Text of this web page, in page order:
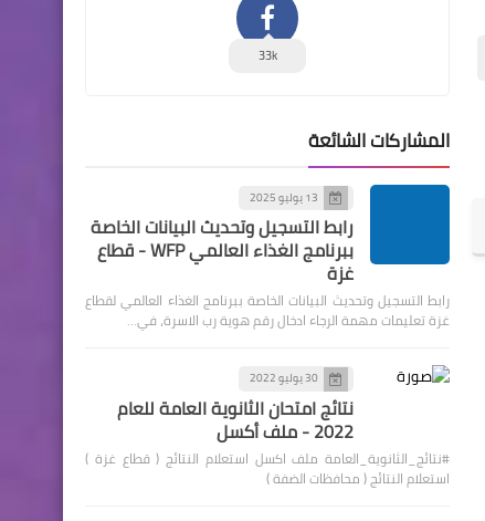
33k
المشاركات الشائعة
13 يوليو 2025
رابط التسجيل وتحديث البيانات الخاصة
ببرنامج الغذاء العالمي WFP - قطاع
غزة
رابط التسجيل وتحديث البيانات الخاصة ببرنامج الغذاء العالمي لقطاع
غزة تعليمات مهمة الرجاء ادخال رقم هوية رب الاسرة، في…
30 يوليو 2022
نتائج امتحان الثانوية العامة للعام
2022 - ملف أكسل
#نتائج_الثانوية_العامة ملف اكسل استعلام النتائج ( قطاع غزة )
استعلام النتائج ( محافظات الضفة )